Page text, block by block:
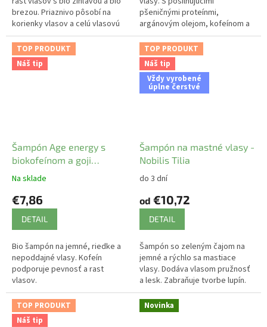
brezou. Priaznivo pôsobí na
korienky vlasov a celú vlasovú
pokožku.
pšeničnými proteínmi,
argánovým olejom, kofeínom a
prírodnými hydratačnými
zložkami.
TOP PRODUKT
Náš tip
Šampón Age energy s
biokofeínom a goji
LOGONA
Na sklade
€7,86
DETAIL
Bio šampón na jemné, riedke a
nepoddajné vlasy. Kofeín
podporuje pevnosť a rast
vlasov.
TOP PRODUKT
Náš tip
Vždy vyrobené
úplne čerstvé
Šampón na mastné vlasy -
Nobilis Tilia
do 3 dní
od €10,72
DETAIL
Šampón so zeleným čajom na
jemné a rýchlo sa mastiace
vlasy. Dodáva vlasom pružnosť
a lesk. Zabraňuje tvorbe lupín.
TOP PRODUKT
Náš tip
Novinka